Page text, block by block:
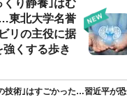
くり静養｣はむ
東北大学名誉
リの主役に据
強くする歩き
技術｣はすごかった…習近平が恐